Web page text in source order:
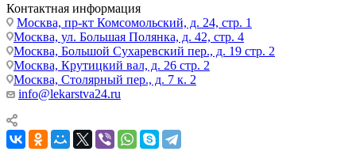
Контактная информация
Москва, пр-кт Комсомольский, д. 24, стр. 1
Москва, ул. Большая Полянка, д. 42, стр. 4
Москва, Большой Сухаревский пер., д. 19 стр. 2
Москва, Крутицкий вал, д. 26 стр. 2
Москва, Столярный пер., д. 7 к. 2
info@lekarstva24.ru